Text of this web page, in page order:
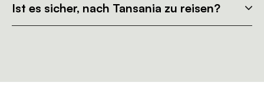
Ist es sicher, nach Tansania zu reisen?